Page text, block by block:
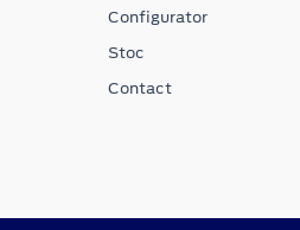
Configurator
Stoc
Contact